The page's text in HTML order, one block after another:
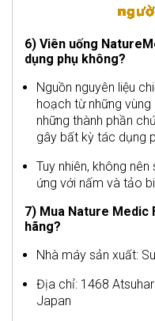
6) Viên uống
dụng phụ không?
Nguồn nguyên liệu
hoạch từ những
những thành phần
gây bất kỳ tác dụng
Tuy nhiên, không
ứng với nấm và tảo
7) Mua Nature Medic
hãng?
Nhà máy sản xuất:
Địa chỉ: 1468
Japan